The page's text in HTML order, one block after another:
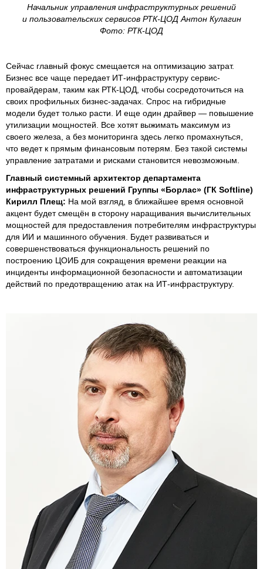
Начальник управления инфраструктурных решений
и пользовательских сервисов РТК-ЦОД Антон Кулагин
Фото: РТК-ЦОД
Сейчас главный фокус смещается на оптимизацию затрат.
Бизнес все чаще передает ИТ-инфраструктуру сервис-
провайдерам, таким как РТК-ЦОД, чтобы сосредоточиться на
своих профильных бизнес-задачах. Спрос на гибридные
модели будет только расти. И еще один драйвер — повышение
утилизации мощностей. Все хотят выжимать максимум из
своего железа, а без мониторинга здесь легко промахнуться,
что ведет к прямым финансовым потерям. Без такой системы
управление затратами и рисками становится невозможным.
Главный системный архитектор департамента
инфраструктурных решений Группы «Борлас» (ГК Softline)
Кирилл Плещ: На мой взгляд, в ближайшее время основной
акцент будет смещён в сторону наращивания вычислительных
мощностей для предоставления потребителям инфраструктуры
для ИИ и машинного обучения. Будет развиваться и
совершенствоваться функциональность решений по
построению ЦОИБ для сокращения времени реакции на
инциденты информационной безопасности и автоматизации
действий по предотвращению атак на ИТ-инфраструктуру.